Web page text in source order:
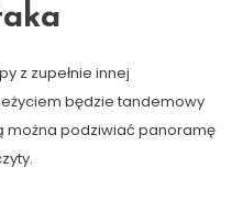
z zupełnie innej
będzie tandemowy
można podziwiać panoramę